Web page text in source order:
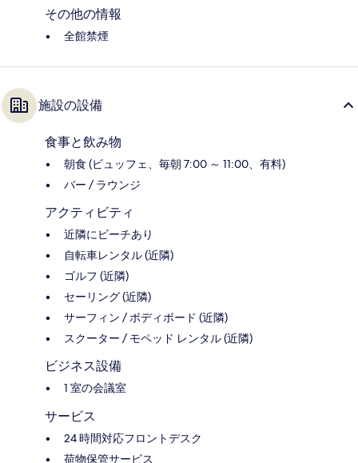
その他の情報
全館禁煙
施設の設備
食事と飲み物
朝食 (ビュッフェ、毎朝 7:00 ～ 11:00、有料)
バー / ラウンジ
アクティビティ
近隣にビーチあり
自転車レンタル (近隣)
ゴルフ (近隣)
セーリング (近隣)
サーフィン / ボディボード (近隣)
スクーター / モペッド レンタル (近隣)
ビジネス設備
1 室の会議室
サービス
24 時間対応フロントデスク
荷物保管サービス